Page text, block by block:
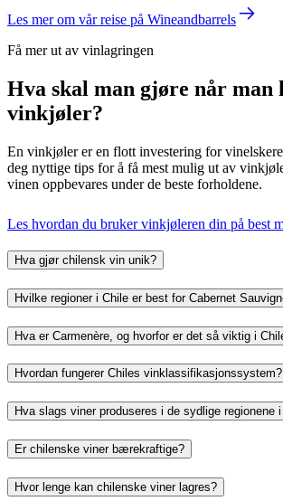
Les mer om vår reise på Wineandbarrels
Få mer ut av vinlagringen
Hva skal man gjøre når man
vinkjøler?
En vinkjøler er en flott investering for
deg nyttige tips for å få mest mulig ut av
vinen oppbevares under de beste forholdene.
Les hvordan du bruker vinkjøleren din på best
Hva gjør chilensk vin unik?
Hvilke regioner i Chile er best for Cabernet
Hva er Carmenère, og hvorfor er det så viktig i
Hvordan fungerer Chiles vinklassifikasjonssystem?
Hva slags viner produseres i de sydlige regionene
Er chilenske viner bærekraftige?
Hvor lenge kan chilenske viner lagres?